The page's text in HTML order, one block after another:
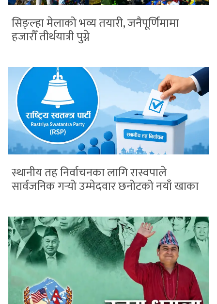
सिङ्ल्हा मेलाको भव्य तयारी, जनैपूर्णिमामा
हजारौँ तीर्थयात्री पुग्ने
स्थानीय तह निर्वाचनका लागि रास्वपाले
सार्वजनिक गर्‍यो उम्मेदवार छनोटको नयाँ खाका